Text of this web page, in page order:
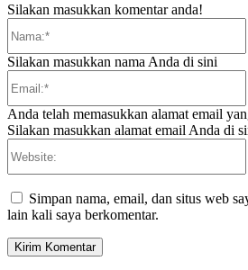
Silakan masukkan komentar anda!
Silakan masukkan nama Anda di sini
Anda telah memasukkan alamat email
Silakan masukkan alamat email Anda di
Simpan nama, email, dan situs web
lain kali saya berkomentar.